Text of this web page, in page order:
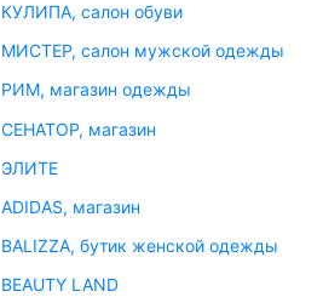
КУЛИПА, салон обуви
МИСТЕР, салон мужской одежды
РИМ, магазин одежды
СЕНАТОР, магазин
ЭЛИТЕ
ADIDAS, магазин
BALIZZA, бутик женской одежды
BEAUTY LAND